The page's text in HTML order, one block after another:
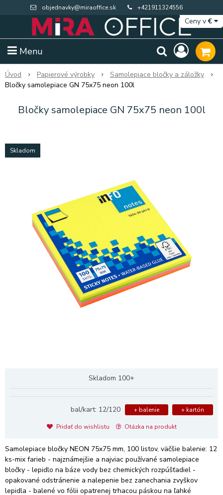
objednavky@miraoffice.sk +421911324556
Menu
Ceny v€
Výpredaj BTS
Úvod Papierové výrobky
Samolepiace bločky a záložky
Bločky samolepiace GN 75x75 neon 100l
Bločky samolepiace GN 75x75 neon 100l
Skladom
Skladom 100+
bal/kart: 12/120 + balenie + kartón
Pridať do wishlistu Otázka na produkt
Samolepiace bločky NEON 75x75 mm, 100 listov, väčšie balenie: 12
ks-mix farieb - najznámejšie a najviac používané samolepiace
bločky - lepidlo na báze vody bez chemických rozpúšťadiel -
opakované odstránenie a nalepenie bez zanechania zvyškov
lepidla - balené vo fólii opatrenej trhacou páskou na ľahké